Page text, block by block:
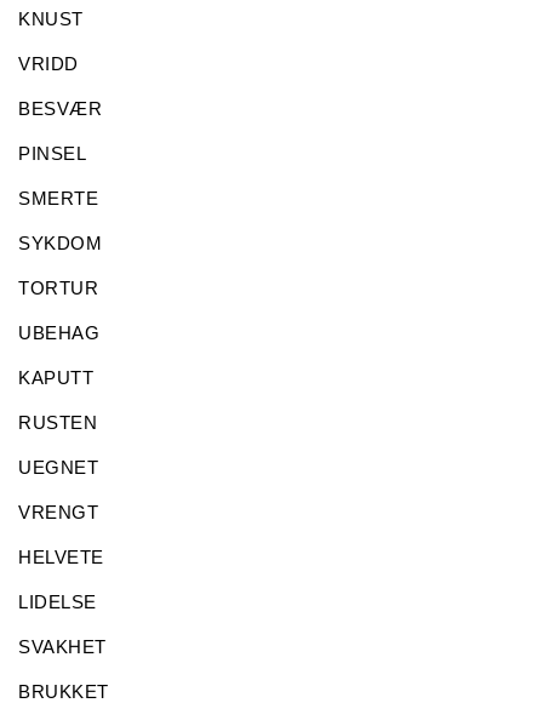
KNUST
VRIDD
BESVÆR
PINSEL
SMERTE
SYKDOM
TORTUR
UBEHAG
KAPUTT
RUSTEN
UEGNET
VRENGT
HELVETE
LIDELSE
SVAKHET
BRUKKET